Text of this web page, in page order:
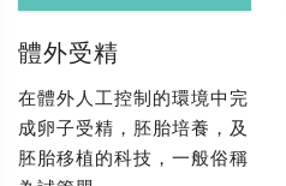
體外受精
在體外人工控制的環境中完
成卵子受精，胚胎培養，及
胚胎移植的科技，一般俗稱